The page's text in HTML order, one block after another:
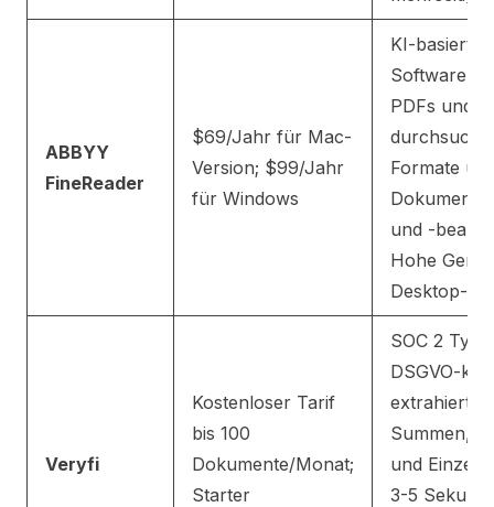
ABBYY
FineReader
$69/Jahr für Mac-
Version; $99/Jahr
für Windows
KI-basierte
Software
PDFs und
Formate
und -
Hohe
Desktop-
Veryfi
Kostenloser Tarif
bis 100
Dokumente/Monat;
Starter
SOC 2
DSGVO-
extrahiert
Summen,
und
3-5